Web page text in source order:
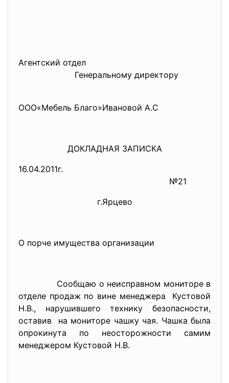
Агентский отдел
Генеральному директору
ООО«Мебель Благо»Ивановой А.С
ДОКЛАДНАЯ ЗАПИСКА
16.04.2011г.
№21
г.Ярцево
О порче имущества организации
Сообщаю о неисправном мониторе в
отделе продаж по вине менеджера Кустовой
Н.В., нарушившего технику безопасности,
оставив на мониторе чашку чая. Чашка была
опрокинута по неосторожности самим
менеджером Кустовой Н.В.